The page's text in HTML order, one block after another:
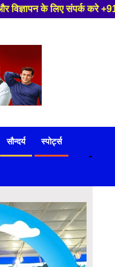
60816 ,हमारे यूट्यूब
सौन्दर्य स्पोर्ट्स
-